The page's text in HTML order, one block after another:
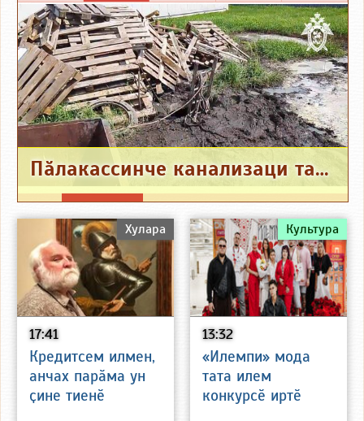
Пӑлакассинче канализаци тасатнӑ чухне рабочи вилнӗ
17:41
Хулара
Кредитсем илмен,
анчах парӑма ун
ҫине тиенӗ
13:32
Культура
«Илемпи» мода
тата илем
конкурсӗ иртӗ